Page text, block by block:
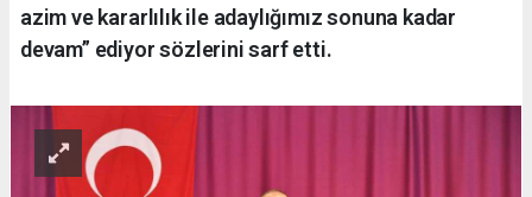
azim ve kararlılık ile adaylığımız sonuna kadar
devam” ediyor sözlerini sarf etti.